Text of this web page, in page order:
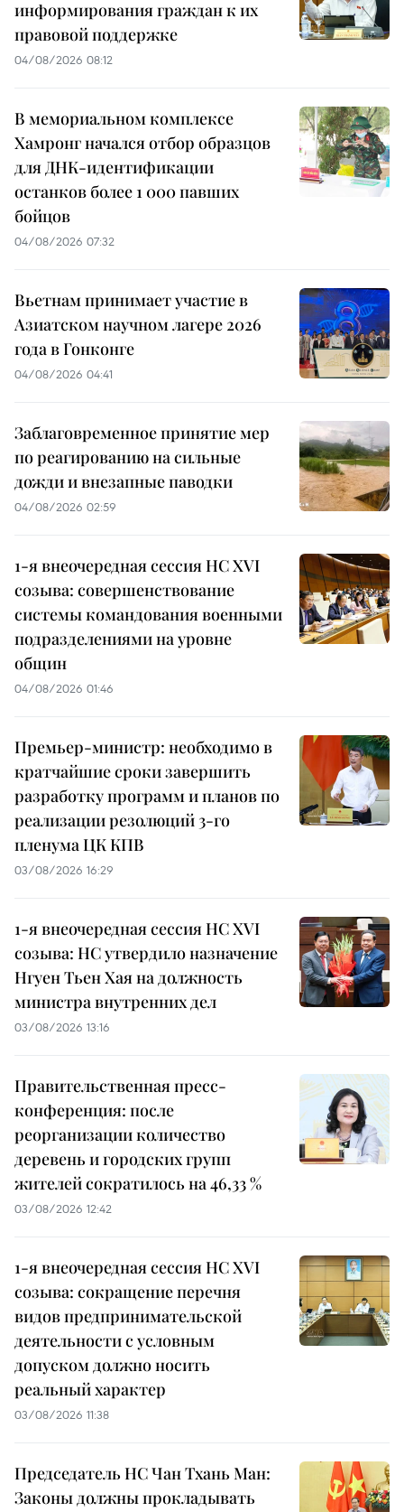
информирования граждан к их
правовой поддержке
04/08/2026 08:12
В мемориальном комплексе
Хамронг начался отбор образцов
для ДНК-идентификации
останков более 1 000 павших
бойцов
04/08/2026 07:32
Вьетнам принимает участие в
Азиатском научном лагере 2026
года в Гонконге
04/08/2026 04:41
Заблаговременное принятие мер
по реагированию на сильные
дожди и внезапные паводки
04/08/2026 02:59
1-я внеочередная сессия НС XVI
созыва: совершенствование
системы командования военными
подразделениями на уровне
общин
04/08/2026 01:46
Премьер-министр: необходимо в
кратчайшие сроки завершить
разработку программ и планов по
реализации резолюций 3-го
пленума ЦК КПВ
03/08/2026 16:29
1-я внеочередная сессия НС XVI
созыва: НС утвердило назначение
Нгуен Тьен Хая на должность
министра внутренних дел
03/08/2026 13:16
Правительственная пресс-
конференция: после
реорганизации количество
деревень и городских групп
жителей сократилось на 46,33 %
03/08/2026 12:42
1-я внеочередная сессия НС XVI
созыва: сокращение перечня
видов предпринимательской
деятельности с условным
допуском должно носить
реальный характер
03/08/2026 11:38
Председатель НС Чан Тхань Ман:
Законы должны прокладывать